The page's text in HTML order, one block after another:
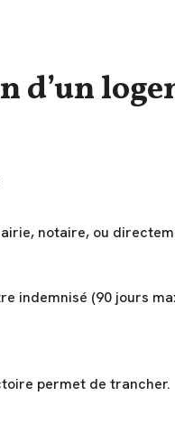
d’un
notaire, ou
indemnisé (90 jours
permet de trancher.